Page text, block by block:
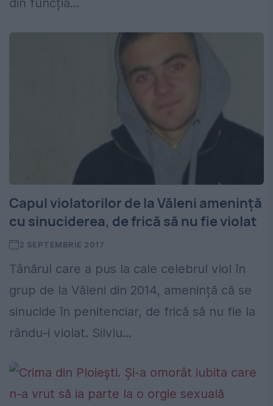
din funcția...
Capul violatorilor de la Văleni amenință
cu sinuciderea, de frică să nu fie violat
2 SEPTEMBRIE 2017
Tânărul care a pus la cale celebrul viol în
grup de la Văleni din 2014, amenință că se
sinucide în penitenciar, de frică să nu fie la
rându-i violat. Silviu...